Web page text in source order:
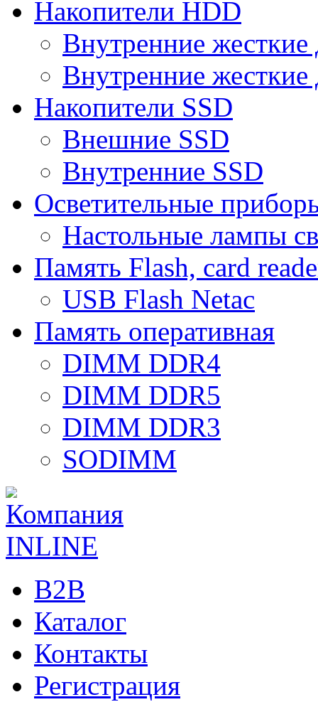
Накопители HDD
Внутренние
Внутренние
Накопители SSD
Внешние SSD
Внутренние SSD
Осветительные
Настольные лампы
Память Flash, card
USB Flash Netac
Память оперативная
DIMM DDR4
DIMM DDR5
DIMM DDR3
SODIMM
B2B
Каталог
Контакты
Регистрация